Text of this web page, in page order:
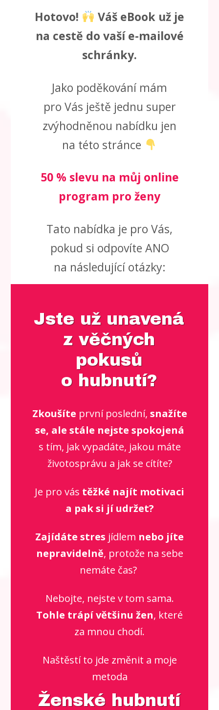
Hotovo! Váš eBook už je
na cestě do vaší e-mailové
schránky.
Jako poděkování mám
pro Vás ještě jednu super
zvýhodněnou nabídku jen
na této stránce
50 % slevu na můj online
program pro ženy
Tato nabídka je pro Vás,
pokud si odpovíte ANO
na následující otázky:
Jste už unavená
z věčných
pokusů
o hubnutí?
Zkoušíte první poslední, snažíte
se, ale stále nejste spokojená
s tím, jak vypadáte, jakou máte
životosprávu a jak se cítíte?
Je pro vás těžké najít motivaci
a pak si jí udržet?
Zajídáte stres jídlem nebo jíte
nepravidelně, protože na sebe
nemáte čas?
Nebojte, nejste v tom sama.
Tohle trápí většinu žen, které
za mnou chodí.
Naštěstí to jde změnit a moje
metoda
Ženské hubnutí